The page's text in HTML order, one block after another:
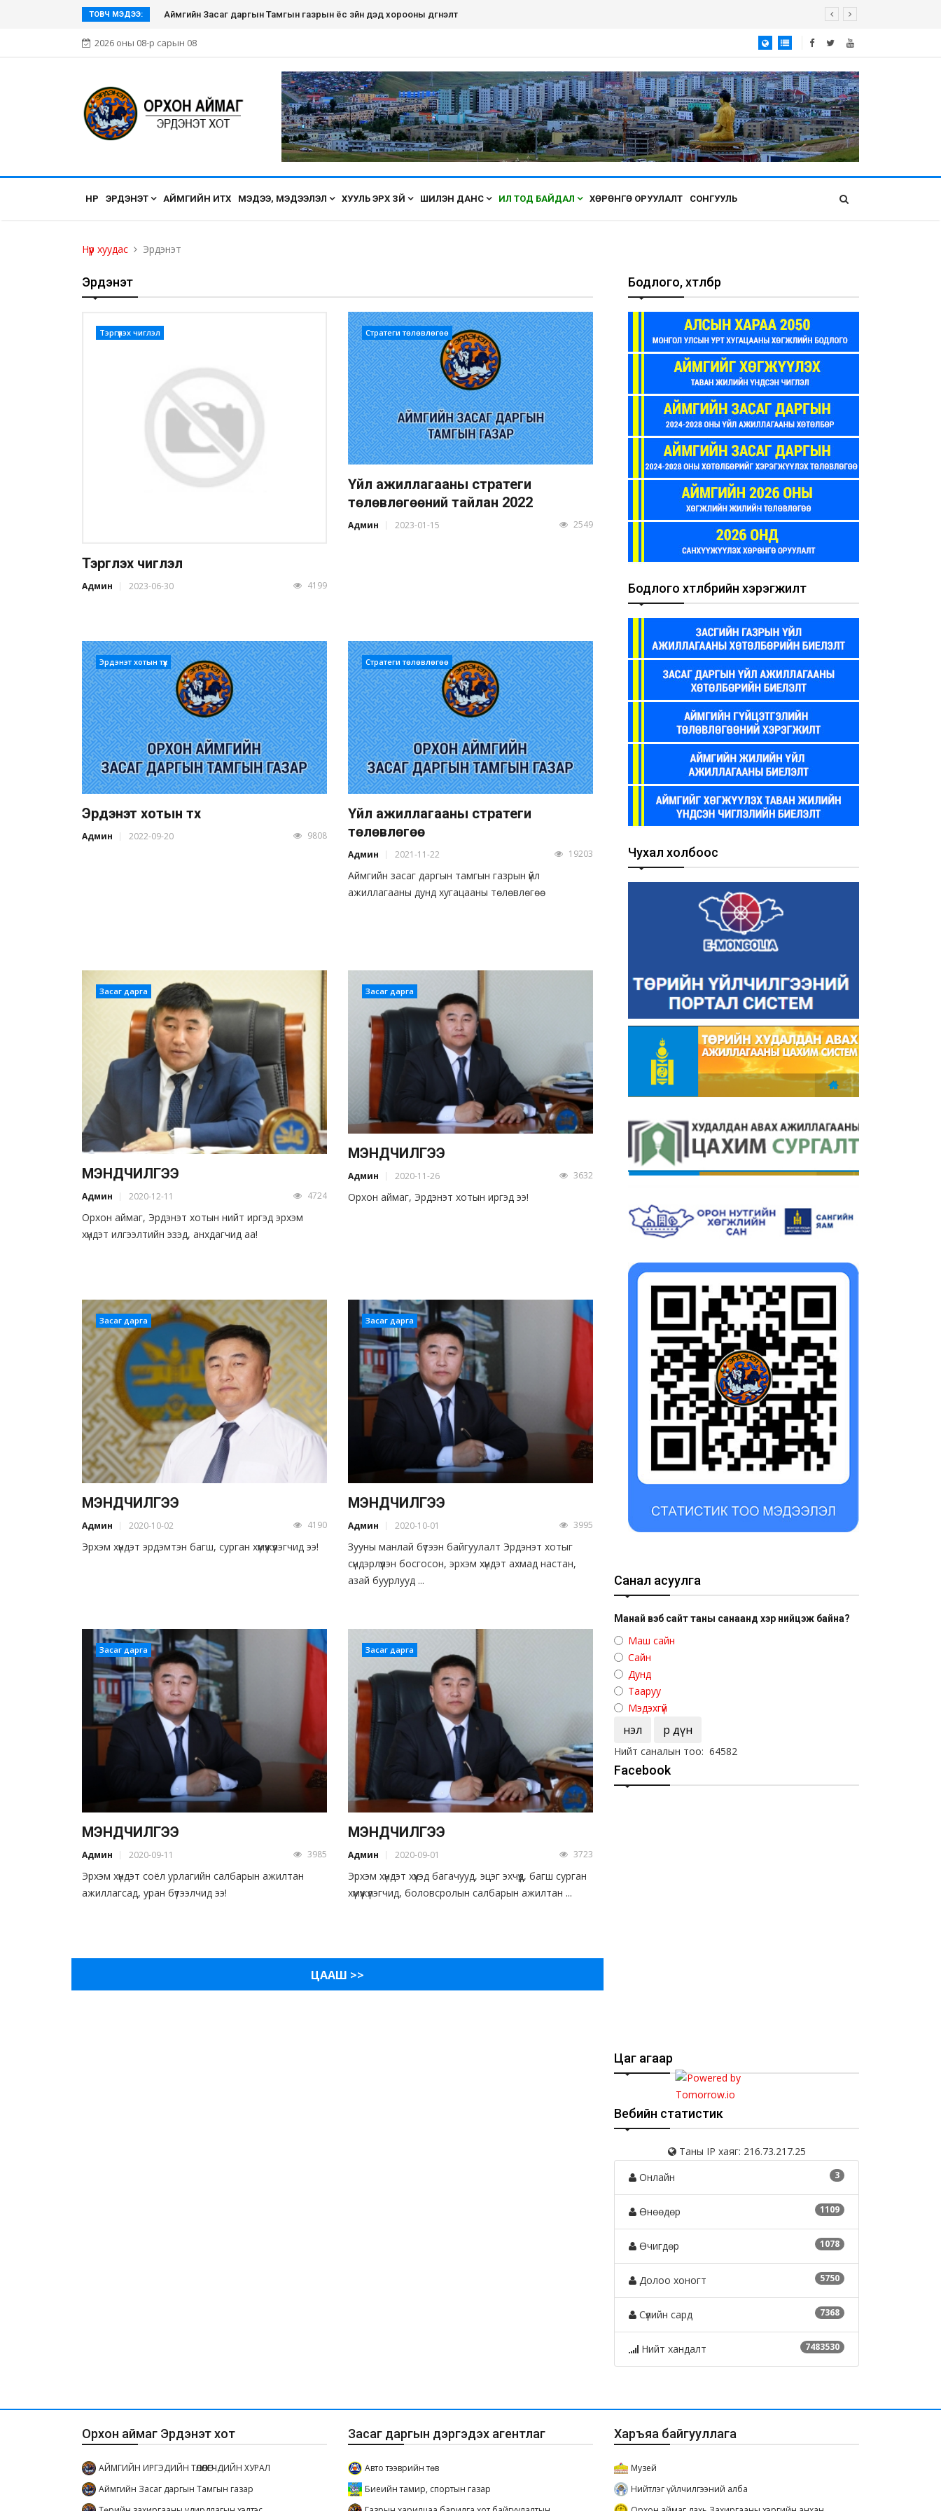
ТОВЧ МЭДЭЭ: Эрдэнэт хүмүүсийн нэгдэл болсон Эрдэнэт хот ирэх бүрт өнгөө засаж, үүдээ нээн угтана аа
2026 оны 08-р сарын 08
НҮҮР ЭРДЭНЭТ АЙМГИЙН ИТХ МЭДЭЭ, МЭДЭЭЛЭЛ ХУУЛЬ ЭРХ ЗҮЙ ШИЛЭН ДАНС ИЛ ТОД БАЙДАЛ ХӨРӨНГӨ ОРУУЛАЛТ СОНГУУЛЬ
Нүүр хуудас Эрдэнэт
Эрдэнэт
Тэргүүлэх чиглэл
Тэргүүлэх чиглэл
Админ 2023-06-30 4199
Стратеги төлөвлөгөө
Үйл ажиллагааны стратеги
төлөвлөгөөний тайлан 2022
Админ 2023-01-15 2549
Эрдэнэт хотын түүх
Эрдэнэт хотын түүх
Админ 2022-09-20 9808
Стратеги төлөвлөгөө
Үйл ажиллагааны стратеги
төлөвлөгөө
Админ 2021-11-22 19203
Аймгийн засаг даргын тамгын газрын үйл
ажиллагааны дунд хугацааны төлөвлөгөө
Засаг дарга
МЭНДЧИЛГЭЭ
Админ 2020-12-11 4724
Орхон аймаг, Эрдэнэт хотын нийт иргэд эрхэм
хүндэт илгээлтийн эзэд, анхдагчид аа!
Засаг дарга
МЭНДЧИЛГЭЭ
Админ 2020-11-26 3632
Орхон аймаг, Эрдэнэт хотын иргэд ээ!
Засаг дарга
МЭНДЧИЛГЭЭ
Админ 2020-10-02 4190
Эрхэм хүндэт эрдэмтэн багш, сурган хүмүүжүүлэгчид ээ!
Засаг дарга
МЭНДЧИЛГЭЭ
Админ 2020-10-01 3995
Зууны манлай бүтээн байгуулалт Эрдэнэт хотыг
сүндэрлүүлэн босгосон, эрхэм хүндэт ахмад настан,
азай буурлууд ...
Засаг дарга
МЭНДЧИЛГЭЭ
Админ 2020-09-11 3985
Эрхэм хүндэт соёл урлагийн салбарын ажилтан
ажиллагсад, уран бүтээлчид ээ!
Засаг дарга
МЭНДЧИЛГЭЭ
Админ 2020-09-01 3723
Эрхэм хүндэт хүүхэд багачууд, эцэг эхчүүд, багш сурган
хүмүүжүүлэгчид, боловсролын салбарын ажилтан ...
ЦААШ >>
Бодлого, хөтөлбөр
Бодлого хөтөлбөрийн хэрэгжилт
Чухал холбоос
Санал асуулга
Манай вэб сайт таны санаанд хэр нийцэж байна?
Маш сайн
Сайн
Дунд
Тааруу
Мэдэхгүй
Үнэл Үр дүн
Нийт саналын тоо: 64582
Facebook
Цаг агаар
Вебийн статистик
Таны IP хаяг: 216.73.217.25
3
Онлайн
1109
Өнөөдөр
1078
Өчигдөр
5750
Долоо хоногт
7368
Сүүлийн сард
7483530
Нийт хандалт
Орхон аймаг Эрдэнэт хот
АЙМГИЙН ИРГЭДИЙН ТӨЛӨӨЛӨГЧДИЙН ХУРАЛ
Аймгийн Засаг даргын Тамгын газар
Засаг даргын дэргэдэх агентлаг
Авто тээврийн төв
Биеийн тамир, спортын газар
Харъяа байгууллага
Музей
Нийтлэг үйлчилгээний алба